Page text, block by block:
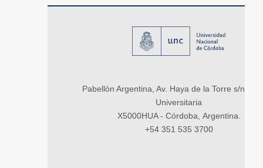
Pabellón Argentina, Av. Haya de la Torre s/n,
Universitaria
X5000HUA - Córdoba, Argentina.
+54 351 535 3700